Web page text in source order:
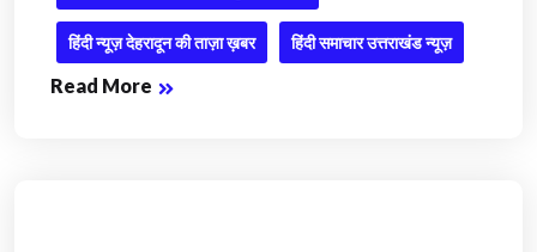
हिंदी न्यूज़ देहरादून की ताज़ा ख़बर हिंदी समाचार उत्तराखंड न्यूज़
Read More